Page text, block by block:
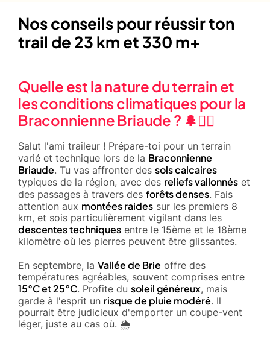
Nos conseils pour réussir ton
trail de 23 km et 330 m+
Quelle est la nature du terrain et
les conditions climatiques pour la
Braconnienne Briaude ? 🌲🏃‍♂️
Salut l'ami traileur ! Prépare-toi pour un terrain
varié et technique lors de la Braconnienne
Briaude. Tu vas affronter des sols calcaires
typiques de la région, avec des reliefs vallonnés et
des passages à travers des forêts denses. Fais
attention aux montées raides sur les premiers 8
km, et sois particulièrement vigilant dans les
descentes techniques entre le 15ème et le 18ème
kilomètre où les pierres peuvent être glissantes.
En septembre, la Vallée de Brie offre des
températures agréables, souvent comprises entre
15°C et 25°C. Profite du soleil généreux, mais
garde à l'esprit un risque de pluie modéré. Il
pourrait être judicieux d'emporter un coupe-vent
léger, juste au cas où. 🌦️